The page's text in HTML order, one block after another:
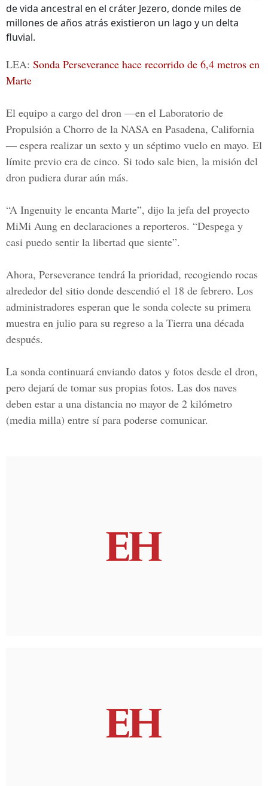
de vida ancestral en el cráter Jezero, donde miles de
millones de años atrás existieron un lago y un delta
fluvial.
LEA: Sonda Perseverance hace recorrido de 6,4 metros en
Marte
El equipo a cargo del dron —en el Laboratorio de
Propulsión a Chorro de la NASA en Pasadena, California
— espera realizar un sexto y un séptimo vuelo en mayo. El
límite previo era de cinco. Si todo sale bien, la misión del
dron pudiera durar aún más.
“A Ingenuity le encanta Marte”, dijo la jefa del proyecto
MiMi Aung en declaraciones a reporteros. “Despega y
casi puedo sentir la libertad que siente”.
Ahora, Perseverance tendrá la prioridad, recogiendo rocas
alrededor del sitio donde descendió el 18 de febrero. Los
administradores esperan que le sonda colecte su primera
muestra en julio para su regreso a la Tierra una década
después.
La sonda continuará enviando datos y fotos desde el dron,
pero dejará de tomar sus propias fotos. Las dos naves
deben estar a una distancia no mayor de 2 kilómetro
(media milla) entre sí para poderse comunicar.